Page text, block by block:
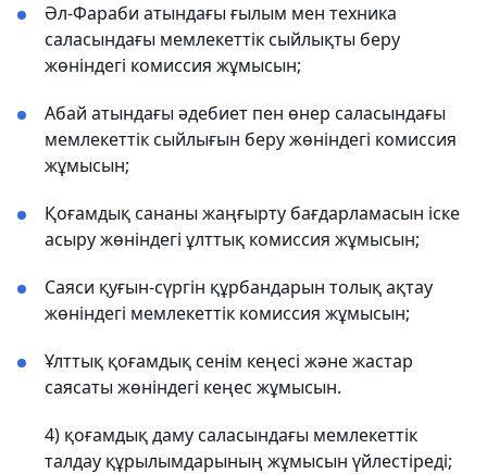
Әл-Фараби атындағы ғылым мен техника
саласындағы мемлекеттік сыйлықты беру
жөніндегі комиссия жұмысын;
Абай атындағы әдебиет пен өнер саласындағы
мемлекеттік сыйлығын беру жөніндегі комиссия
жұмысын;
Қоғамдық сананы жаңғырту бағдарламасын іске
асыру жөніндегі ұлттық комиссия жұмысын;
Саяси қуғын-сүргін құрбандарын толық ақтау
жөніндегі мемлекеттік комиссия жұмысын;
Ұлттық қоғамдық сенім кеңесі және жастар
саясаты жөніндегі кеңес жұмысын.
4) қоғамдық даму саласындағы мемлекеттік
талдау құрылымдарының жұмысын үйлестіреді;